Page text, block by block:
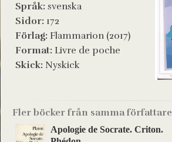
Språk: svenska
Sidor: 172
Förlag: Flammarion (2017)
Format: Livre de poche
Skick: Nyskick
Fler böcker från samma författare
Apologie de Socrate. Criton.